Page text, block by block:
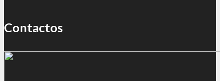
Contactos